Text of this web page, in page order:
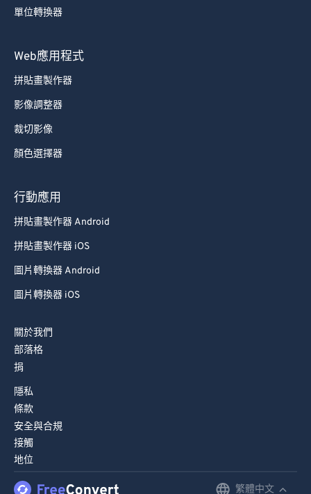
單位轉換器
Web應用程式
拼貼畫製作器
影像調整器
裁切影像
顏色選擇器
行動應用
拼貼畫製作器 Android
拼貼畫製作器 iOS
圖片轉換器 Android
圖片轉換器 iOS
關於我們
部落格
捐
隱私
條款
安全與合規
接觸
地位
繁體中文